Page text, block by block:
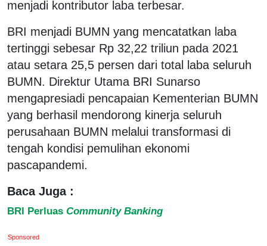
menjadi kontributor laba terbesar.
BRI menjadi BUMN yang mencatatkan laba
tertinggi sebesar Rp 32,22 triliun pada 2021
atau setara 25,5 persen dari total laba seluruh
BUMN. Direktur Utama BRI Sunarso
mengapresiadi pencapaian Kementerian BUMN
yang berhasil mendorong kinerja seluruh
perusahaan BUMN melalui transformasi di
tengah kondisi pemulihan ekonomi
pascapandemi.
Baca Juga :
BRI Perluas Community Banking
Sponsored